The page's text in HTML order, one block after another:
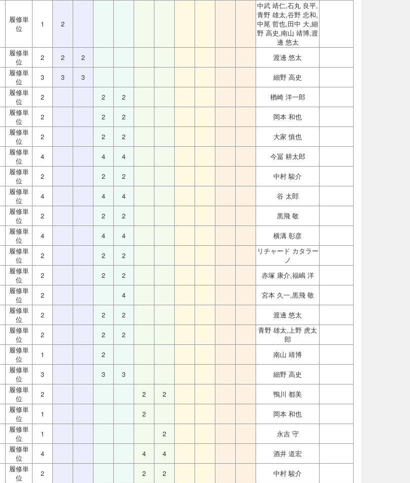
履修単
位
1 2
中武 靖仁,石丸 良平,
青野 雄太,谷野 忠和,
中尾 哲也,田中 大,細
野 高史,南山 靖博,渡
邊 悠太
履修単
位
2 2 2
渡邊 悠太
履修単
位
3 3 3
細野 高史
履修単
位
2 2 2
楢崎 洋一郎
履修単
位
2 2 2
岡本 和也
履修単
位
2 2 2
大家 慎也
履修単
位
4 4 4
今冨 耕太郎
履修単
位
2 2 2
中村 駿介
履修単
位
4 4 4
谷 太郎
履修単
位
2 2 2
黒飛 敬
履修単
位
4 4 4
横溝 彰彦
履修単
位
2 2 2
リチャード カタラー
ノ
履修単
位
2 2 2
赤塚 康介,福嶋 洋
履修単
位
2 4
宮本 久一,黒飛 敬
履修単
位
2 2 2
渡邊 悠太
履修単
位
2 2 2
青野 雄太,上野 虎太
郎
履修単
位
1 2
南山 靖博
履修単
位
3 3 3
細野 高史
履修単
位
2 2 2
鴨川 都美
履修単
位
1 2
岡本 和也
履修単
位
1 2
永吉 守
履修単
位
4 4 4
酒井 道宏
履修単
位
2 2 2
中村 駿介